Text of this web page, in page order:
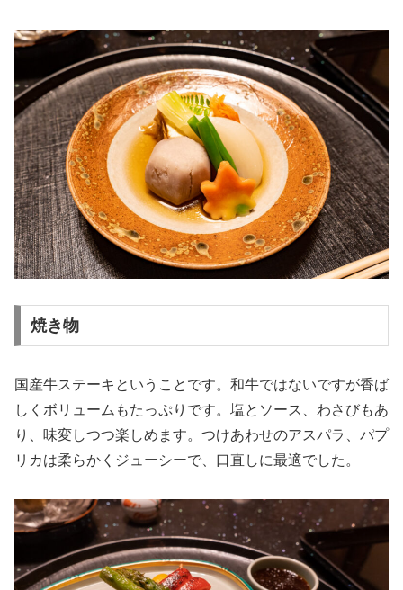
焼き物
国産牛ステーキということです。和牛ではないですが香ば
しくボリュームもたっぷりです。塩とソース、わさびもあ
り、味変しつつ楽しめます。つけあわせのアスパラ、パプ
リカは柔らかくジューシーで、口直しに最適でした。